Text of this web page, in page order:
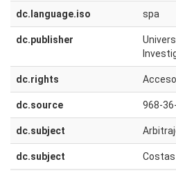
dc.language.iso spa
dc.publisher
dc.rights
dc.source 968-
dc.subject
dc.subject